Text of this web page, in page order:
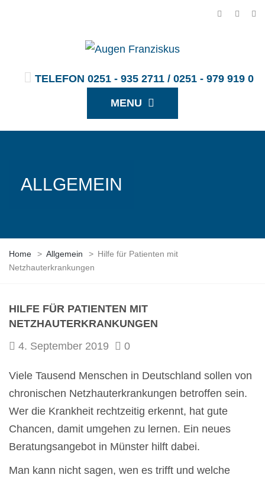
TELEFON 0251 - 935 2711 / 0251 - 979 919 0
MENU
ALLGEMEIN
Home > Allgemein > Hilfe für Patienten mit
Netzhauterkrankungen
HILFE FÜR PATIENTEN MIT
NETZHAUTERKRANKUNGEN
4. September 2019
0
Viele Tausend Menschen in Deutschland sollen von
chronischen Netzhauterkrankungen betroffen sein.
Wer die Krankheit rechtzeitig erkennt, hat gute
Chancen, damit umgehen zu lernen. Ein neues
Beratungsangebot in Münster hilft dabei.
Man kann nicht sagen, wen es trifft und welche